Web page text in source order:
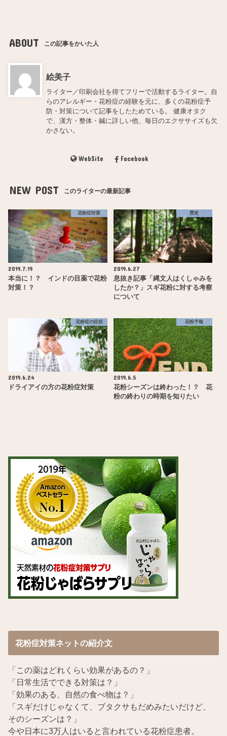
ABOUT この記事をかいた人
絵美子
ライター／印刷会社を得てフリーで活動するライター。自
らのアレルギー・花粉症の経験を元に、多くの花粉症予
防・対策について記事をしたためている。 健康オタク
で、漢方・整体・鍼に詳しい他、毎日のエクササイズも欠
かさない。
WebSite Facebook
NEW POST このライターの最新記事
花粉症対策
2019.7.19
本当に！？ インドの目薬で花粉
対策！？
歴史
2019.6.27
息抜き記事「縄文人はくしゃみを
したか？」スギ花粉に対する考察
について
花粉症の症状
2019.6.24
ドライアイの方の花粉症対策
花粉予報
2019.6.5
花粉シーズンは終わった！？ 花
粉の終わりの時期を知りたい
花粉症対策ネットの紹介文
「この薬はどれくらい効果があるの？」
「日常生活でできる対策は？」
「効果のある、自然の食べ物は？」
「スギだけじゃなくて、ブタクサもだめみたいだけど、
そのシーズンは？」
今や日本に3万人はいると言われている花粉症患者。